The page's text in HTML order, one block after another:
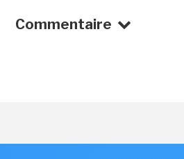
Commentaire